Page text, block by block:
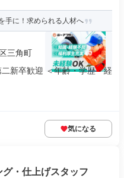
手に！求められる人材へ
三角町
新卒歓迎 ＜年齢・学歴・経
気になる
・仕上げスタッフ